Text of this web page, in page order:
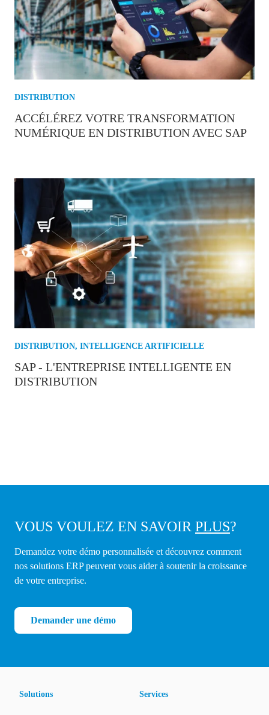
DISTRIBUTION
ACCÉLÉREZ VOTRE TRANSFORMATION
NUMÉRIQUE EN DISTRIBUTION AVEC SAP
DISTRIBUTION, INTELLIGENCE ARTIFICIELLE
SAP - L'ENTREPRISE INTELLIGENTE EN
DISTRIBUTION
VOUS VOULEZ EN SAVOIR PLUS?
Demandez votre démo personnalisée et découvrez comment
nos solutions ERP peuvent vous aider à soutenir la croissance
de votre entreprise.
Demander une démo
Solutions Services